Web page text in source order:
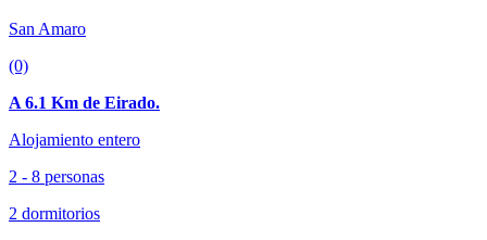
San Amaro
(0)
A 6.1 Km de Eirado.
Alojamiento entero
2 - 8 personas
2 dormitorios